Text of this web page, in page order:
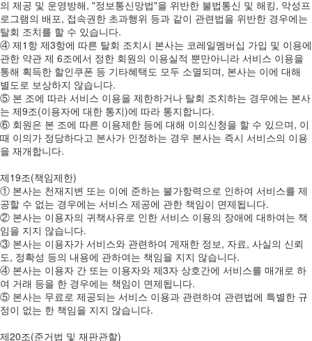
의 제공 및 운영방해, "정보통신망법"을 위반한 불법통신 및 해킹, 악성프
로그램의 배포, 접속권한 초과행위 등과 같이 관련법을 위반한 경우에는
탈회 조치를 할 수 있습니다.
④ 제1항 제3항에 따른 탈회 조치시 본사는 코레일멤버십 가입 및 이용에
관한 약관 제 6조에서 정한 회원의 이용실적 뿐만아니라 서비스 이용을
통해 획득한 할인쿠폰 등 기타혜택도 모두 소멸되며, 본사는 이에 대해
별도로 보상하지 않습니다.
⑤ 본 조에 따라 서비스 이용을 제한하거나 탈회 조치하는 경우에는 본사
는 제9조(이용자에 대한 통지)에 따라 통지합니다.
⑥ 회원은 본 조에 따른 이용제한 등에 대해 이의신청을 할 수 있으며, 이
때 이의가 정당하다고 본사가 인정하는 경우 본사는 즉시 서비스의 이용
을 재개합니다.
제19조(책임제한)
① 본사는 천재지변 또는 이에 준하는 불가항력으로 인하여 서비스를 제
공할 수 없는 경우에는 서비스 제공에 관한 책임이 면제됩니다.
② 본사는 이용자의 귀책사유로 인한 서비스 이용의 장애에 대하여는 책
임을 지지 않습니다.
③ 본사는 이용자가 서비스와 관련하여 게재한 정보, 자료, 사실의 신뢰
도, 정확성 등의 내용에 관하여는 책임을 지지 않습니다.
④ 본사는 이용자 간 또는 이용자와 제3자 상호간에 서비스를 매개로 하
여 거래 등을 한 경우에는 책임이 면제됩니다.
⑤ 본사는 무료로 제공되는 서비스 이용과 관련하여 관련법에 특별한 규
정이 없는 한 책임을 지지 않습니다.
제20조(준거법 및 재판관할)